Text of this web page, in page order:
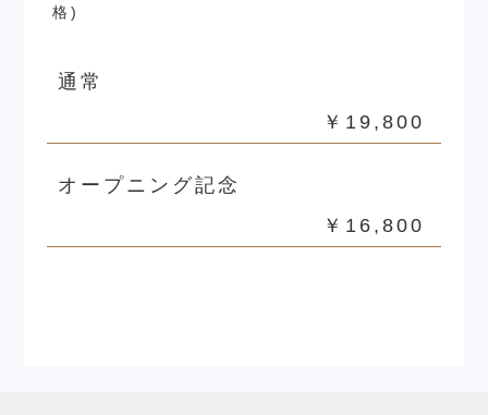
格)
通常
￥19,800
オープニング記念
￥16,800